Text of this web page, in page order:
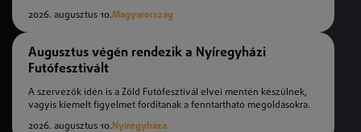
2026. augusztus 10.Magyarország
Augusztus végén rendezik a Nyíregyházi
Futófesztivált
A szervezők idén is a Zöld Futófesztivál elvei mentén készülnek,
vagyis kiemelt figyelmet fordítanak a fenntartható megoldásokra.
2026. augusztus 10. Nyíregyháza